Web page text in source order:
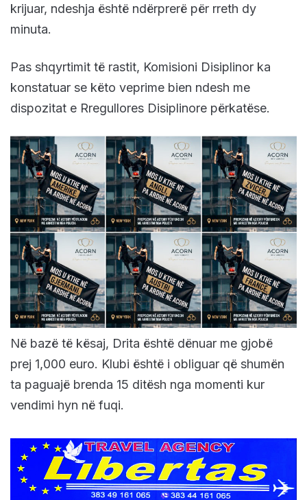
krijuar, ndeshja është ndërprerë për rreth dy
minuta.
Pas shqyrtimit të rastit, Komisioni Disiplinor ka
konstatuar se këto veprime bien ndesh me
dispozitat e Rregullores Disiplinore përkatëse.
Në bazë të kësaj, Drita është dënuar me gjobë
prej 1,000 euro. Klubi është i obliguar që shumën
ta paguajë brenda 15 ditësh nga momenti kur
vendimi hyn në fuqi.